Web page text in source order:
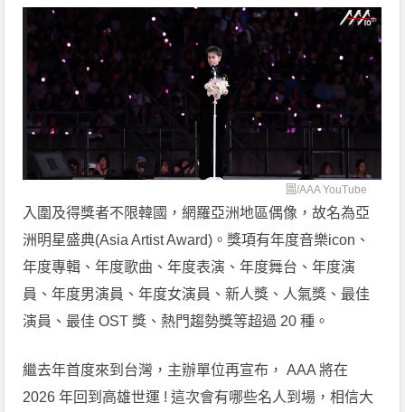
圖/AAA YouTube
入圍及得獎者不限韓國，網羅亞洲地區偶像，故名為亞
洲明星盛典(Asia Artist Award)。獎項有年度音樂icon、
年度專輯、年度歌曲、年度表演、年度舞台、年度演
員、年度男演員、年度女演員、新人獎、人氣獎、最佳
演員、最佳 OST 獎、熱門趨勢獎等超過 20 種。
繼去年首度來到台灣，主辦單位再宣布， AAA 將在
2026 年回到高雄世運 ! 這次會有哪些名人到場，相信大